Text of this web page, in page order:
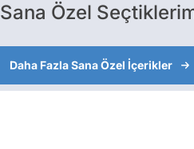
Sana Özel
Daha Fazla Sana Özel İçerikler